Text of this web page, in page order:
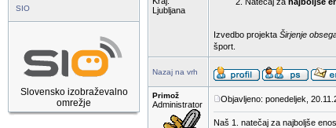
SIO
Slovensko izobraževalno
omrežje
Ljubljana
Izvedbo projekta Širjenje
šport.
Nazaj na vrh
Primož
Administrator
Objavljeno: ponedeljek,
Naš 1. natečaj za najboljše